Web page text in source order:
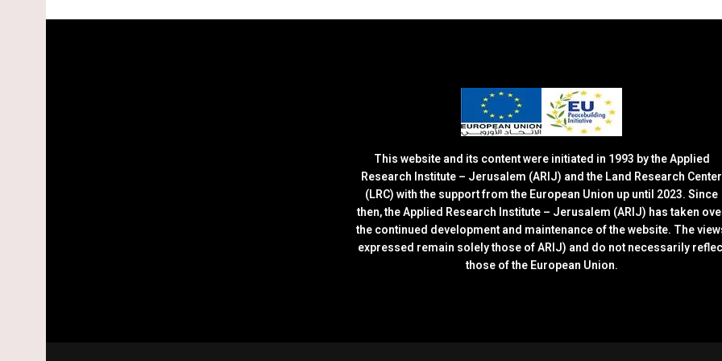
This website and its content were initiated in 1993 by the Applied
Research Institute – Jerusalem (ARIJ) and the Land Research Center
(LRC) with the support from the European Union up until 2023. Since
then, the Applied Research Institute – Jerusalem (ARIJ) has taken
the continued development and maintenance of the website. The
expressed remain solely those of ARIJ) and do not necessarily
those of the European Union.